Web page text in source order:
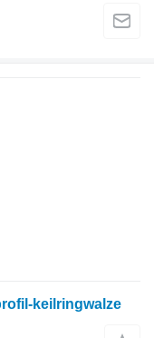
keilringwalze